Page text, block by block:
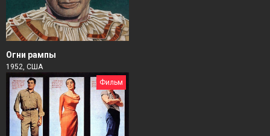
Огни рампы
1952, США
Фильм